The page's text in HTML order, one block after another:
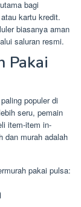
bagi
kartu kredit.
biasanya aman
saluran resmi.
Pakai
populer di
seru, pemain
item-item in-
dan murah adalah
pakai pulsa: